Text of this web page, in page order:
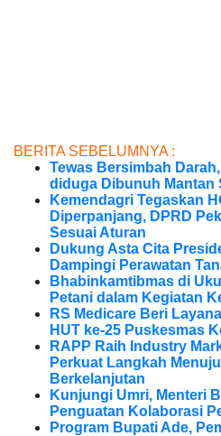
BERITA SEBELUMNYA :
Tewas Bersimbah
diduga Dibunuh Mantan
Kemendagri Tegaskan
Diperpanjang, DPRD
Sesuai Aturan
Dukung Asta Cita
Dampingi Perawatan
Bhabinkamtibmas di
Petani dalam Kegiatan
RS Medicare Beri
HUT ke-25 Puskesmas
RAPP Raih Industry
Perkuat Langkah
Berkelanjutan
Kunjungi Umri, Menteri
Penguatan Kolaborasi
Program Bupati Ade,